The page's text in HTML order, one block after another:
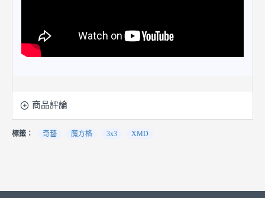
商品評論
標籤： 奇藝 魔方格 3x3 XMD